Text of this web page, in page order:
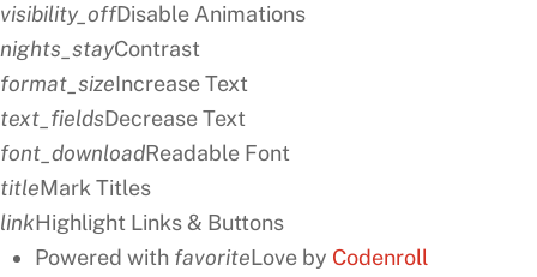
visibility_offDisable Animations
nights_stayContrast
format_sizeIncrease Text
text_fieldsDecrease Text
font_downloadReadable Font
titleMark Titles
linkHighlight Links & Buttons
Powered with favoriteLoveby Codenroll